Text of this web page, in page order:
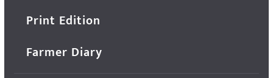
Print Edition
Farmer Diary